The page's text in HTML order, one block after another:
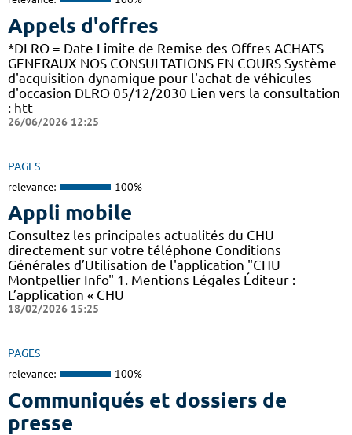
Appels d'offres
*DLRO = Date Limite de Remise des Offres ACHATS
GENERAUX NOS CONSULTATIONS EN COURS Système
d'acquisition dynamique pour l'achat de véhicules
d'occasion DLRO 05/12/2030 Lien vers la consultation
: htt
26/06/2026 12:25
PAGES
relevance: 100%
Appli mobile
Consultez les principales actualités du CHU
directement sur votre téléphone Conditions
Générales d’Utilisation de l'application "CHU
Montpellier Info" 1. Mentions Légales Éditeur :
L’application « CHU
18/02/2026 15:25
PAGES
relevance: 100%
Communiqués et dossiers de
presse